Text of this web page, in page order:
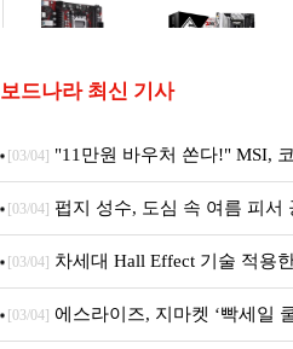
보드나라 최신 기사
[03/04] "11만원 바우처 쏜다!" MSI,
탑 프로모션 진행
[03/04] 펍지 성수, 도심 속 여름 피서
[03/04] 차세대 Hall Effect 기술 적용
시리즈 출시
[03/04] 에스라이즈, 지마켓 ‘빡세일